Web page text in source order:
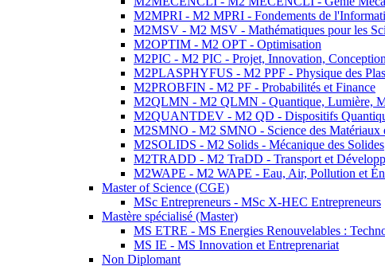
M2MPRI - M2 MPRI - Fondements de
M2MSV - M2 MSV - Mathématiques pour les
M2OPTIM - M2 OPT - Optimisation
M2PIC - M2 PIC - Projet, Innovation, Conception
M2PLASPHYFUS - M2 PPF - Physique des
M2PROBFIN - M2 PF - Probabilités et Finance
M2QLMN - M2 QLMN - Quantique, Lumière,
M2QUANTDEV - M2 QD - Dispositifs
M2SMNO - M2 SMNO - Science des Matériaux
M2SOLIDS - M2 Solids - Mécanique des Solides
M2TRADD - M2 TraDD - Transport et
M2WAPE - M2 WAPE - Eau, Air, Pollution et
Master of Science (CGE)
MSc Entrepreneurs - MSc X-HEC Entrepreneurs
Mastère spécialisé (Master)
MS ETRE - MS Energies Renouvelables :
MS IE - MS Innovation et Entreprenariat
Non Diplomant